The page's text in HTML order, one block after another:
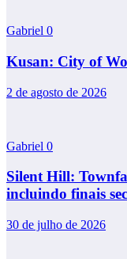
Gabriel 0
Kusan: City of
2 de agosto de 2026
Gabriel 0
Silent Hill:
incluindo finais
30 de julho de 2026